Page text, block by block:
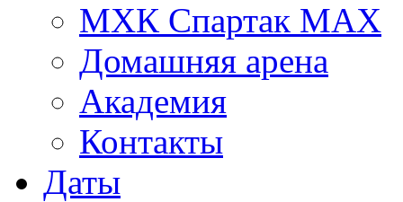
МХК Спартак МАХ
Домашняя арена
Академия
Контакты
Даты